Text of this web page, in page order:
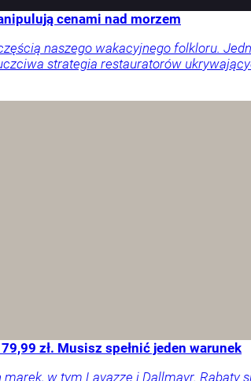
cenami nad morzem
naszego wakacyjnego folkloru.
strategia restauratorów
zł. Musisz spełnić jeden warunek
w tym Lavazzę i Dallmayr. Rabaty